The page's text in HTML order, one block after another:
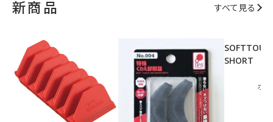
新商品 すべて見る
SHORT 【
ポ